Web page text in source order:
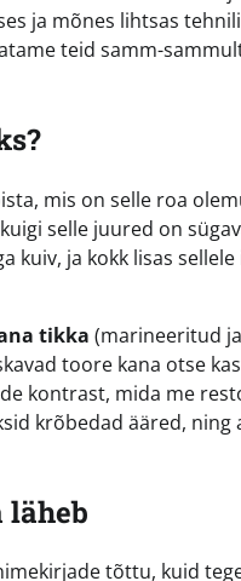
ja mõnes lihtsas
teid samm-
mis on selle roa
selle juured on
kuiv, ja kokk lisas
tikka (marineeritud
toore kana otse
kontrast, mida me
krõbedad ääred, ning
läheb
tõttu, kuid